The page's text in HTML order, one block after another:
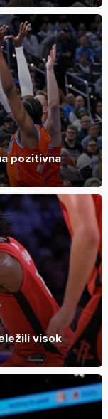
pozitivna
visok